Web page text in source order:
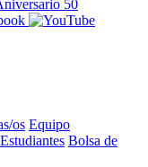
50
os Equipo
Bolsa de